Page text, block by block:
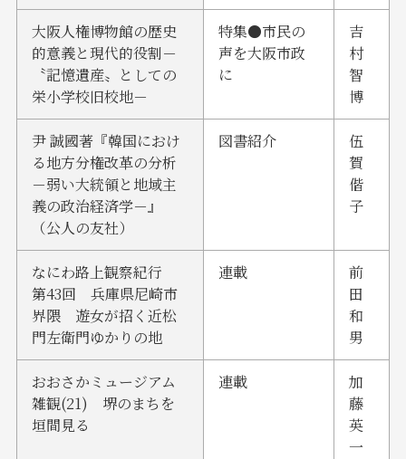
大阪人権博物館の歴史
的意義と現代的役割－
〝記憶遺産〟としての
栄小学校旧校地－
特集●市民の
声を大阪市政
に
吉
村
智
博
尹 誠國著『韓国におけ
る地方分権改革の分析
－弱い大統領と地域主
義の政治経済学－』
（公人の友社）
図書紹介
伍
賀
偕
子
なにわ路上観察紀行
第43回 兵庫県尼崎市
界隈 遊女が招く近松
門左衛門ゆかりの地
連載
前
田
和
男
おおさかミュージアム
雑観(21) 堺のまちを
垣間見る
連載
加
藤
英
一